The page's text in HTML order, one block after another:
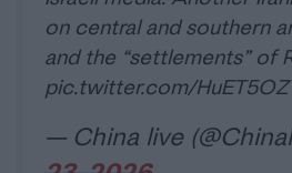
on central and southern
and the “settlements” of
pic.twitter.com/
— China live